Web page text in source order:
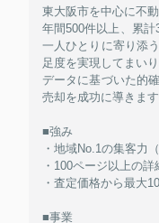
東大阪市を中心に不
年間500件以上、累
一人ひとりに寄り添
足度を実現してまいり
データに基づいた的
売却を成功に導きます
■強み
・地域No.1の集客力
・100ページ以上の
・査定価格から最大
■事業